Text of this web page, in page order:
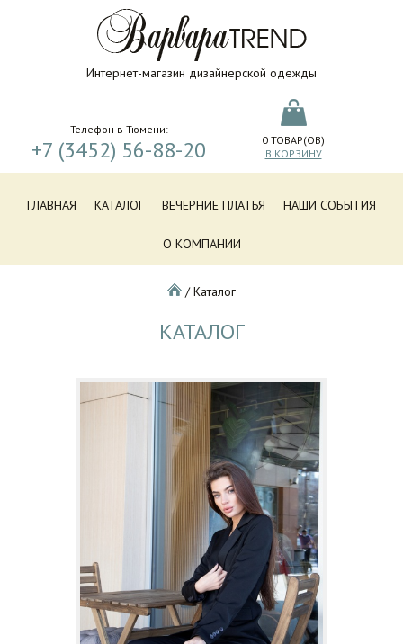
Интернет-магазин дизайнерской одежды
Телефон в Тюмени:
+7 (3452) 56-88-20 0 ТОВАР(ОВ)
В КОРЗИНУ
ГЛАВНАЯ КАТАЛОГ ВЕЧЕРНИЕ ПЛАТЬЯ НАШИ СОБЫТИЯ
О КОМПАНИИ
/Каталог
КАТАЛОГ